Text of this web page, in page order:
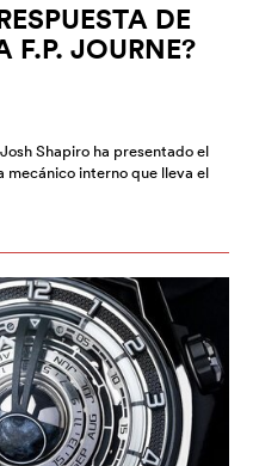
DE
F.P. JOURNE?
Shapiro ha presentado el
mecánico interno que lleva el